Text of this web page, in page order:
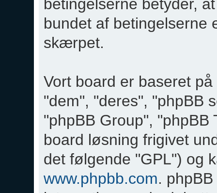
betingelserne betyder,
bundet af betingelserne
skærpet.
Vort board er baseret
"dem", "deres", "phpBB
"phpBB Group", "phpBB
board løsning frigivet
det følgende "GPL") og
www.phpbb.com.